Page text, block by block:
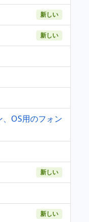
新しい
新しい
OS用のフォン
新しい
新しい